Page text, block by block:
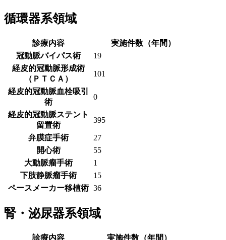
循環器系領域
診療内容
実施件数（年間）
冠動脈バイパス術
19
経皮的冠動脈形成術
（ＰＴＣＡ）
101
経皮的冠動脈血栓吸引
術
0
経皮的冠動脈ステント
留置術
395
弁膜症手術
27
開心術
55
大動脈瘤手術
1
下肢静脈瘤手術
15
ペースメーカー移植術 36
腎・泌尿器系領域
診療内容
実施件数（年間）